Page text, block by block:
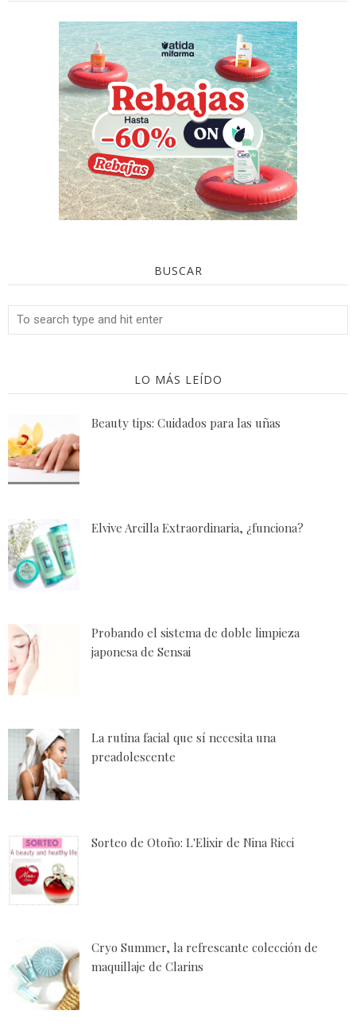
BUSCAR
LO MÁS LEÍDO
Beauty tips: Cuidados para las uñas
Elvive Arcilla Extraordinaria, ¿funciona?
Probando el sistema de doble limpieza
japonesa de Sensai
La rutina facial que sí necesita una
preadolescente
Sorteo de Otoño: L'Elixir de Nina Ricci
Cryo Summer, la refrescante colección de
maquillaje de Clarins